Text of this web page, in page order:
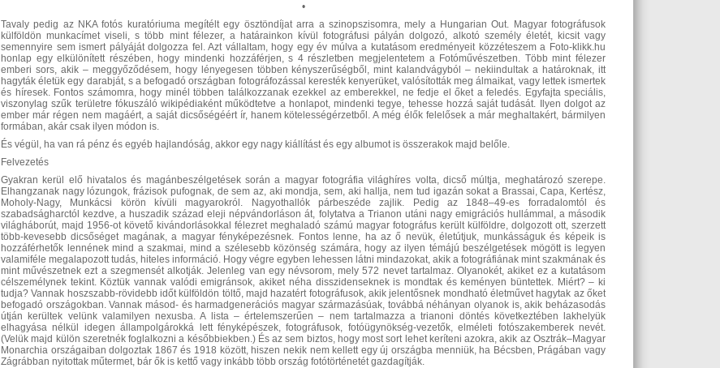
•
Tavaly pedig az NKA fotós kuratóriuma megítélt egy ösztöndíjat arra a szinopszisomra, mely a Hungarian Out. Magyar fotográfusok
külföldön munkacímet viseli, s több mint félezer, a határainkon kívül fotográfusi pályán dolgozó, alkotó személy életét, kicsit vagy
semennyire sem ismert pályáját dolgozza fel. Azt vállaltam, hogy egy év múlva a kutatásom eredményeit közzéteszem a Foto-klikk.hu
honlap egy elkülönített részében, hogy mindenki hozzáférjen, s 4 részletben megjelentetem a Fotóművészetben. Több mint félezer
emberi sors, akik – meggyőződésem, hogy lényegesen többen kényszerűségből, mint kalandvágyból – nekiindultak a határoknak, itt
hagyták életük egy darabját, s a befogadó országban fotográfozással keresték kenyerüket, valósították meg álmaikat, vagy lettek ismertek
és híresek. Fontos számomra, hogy minél többen találkozzanak ezekkel az emberekkel, ne fedje el őket a feledés. Egyfajta speciális,
viszonylag szűk területre fókuszáló wikipédiaként működtetve a honlapot, mindenki tegye, tehesse hozzá saját tudását. Ilyen dolgot az
ember már régen nem magáért, a saját dicsőségéért ír, hanem kötelességérzetből. A még élők felelősek a már meghaltakért, bármilyen
formában, akár csak ilyen módon is.
És végül, ha van rá pénz és egyéb hajlandóság, akkor egy nagy kiállítást és egy albumot is összerakok majd belőle.
Felvezetés
Gyakran kerül elő hivatalos és magánbeszélgetések során a magyar fotográfia világhíres volta, dicső múltja, meghatározó szerepe.
Elhangzanak nagy lózungok, frázisok pufognak, de sem az, aki mondja, sem, aki hallja, nem tud igazán sokat a Brassai, Capa, Kertész,
Moholy-Nagy, Munkácsi körön kívüli magyarokról. Nagyothallók párbeszéde zajlik. Pedig az 1848–49-es forradalomtól és
szabadságharctól kezdve, a huszadik század eleji népvándorláson át, folytatva a Trianon utáni nagy emigrációs hullámmal, a második
világháborút, majd 1956-ot követő kivándorlásokkal félezret meghaladó számú magyar fotográfus került külföldre, dolgozott ott, szerzett
több-kevesebb dicsőséget magának, a magyar fényképezésnek. Fontos lenne, ha az ő nevük, életútjuk, munkásságuk és képeik is
hozzáférhetők lennének mind a szakmai, mind a szélesebb közönség számára, hogy az ilyen témájú beszélgetések mögött is legyen
valamiféle megalapozott tudás, hiteles információ. Hogy végre egyben lehessen látni mindazokat, akik a fotográfiának mint szakmának és
mint művészetnek ezt a szegmensét alkotják. Jelenleg van egy névsorom, mely 572 nevet tartalmaz. Olyanokét, akiket ez a kutatásom
célszemélynek tekint. Köztük vannak valódi emigránsok, akiket néha disszidenseknek is mondtak és keményen büntettek. Miért? – ki
tudja? Vannak hoszszabb-rövidebb időt külföldön töltő, majd hazatért fotográfusok, akik jelentősnek mondható életművet hagytak az őket
befogadó országokban. Vannak másod- és harmadgenerációs magyar származásúak, továbbá néhányan olyanok is, akik beházasodás
útján kerültek velünk valamilyen nexusba. A lista – értelemszerűen – nem tartalmazza a trianoni döntés következtében lakhelyük
elhagyása nélkül idegen állampolgárokká lett fényképészek, fotográfusok, fotóügynökség-vezetők, elméleti fotószakemberek nevét.
(Velük majd külön szeretnék foglalkozni a későbbiekben.) És az sem biztos, hogy most sort lehet keríteni azokra, akik az Osztrák–Magyar
Monarchia országaiban dolgoztak 1867 és 1918 között, hiszen nekik nem kellett egy új országba menniük, ha Bécsben, Prágában vagy
Zágrábban nyitottak műtermet, bár ők is kettő vagy inkább több ország fotótörténetét gazdagítják.